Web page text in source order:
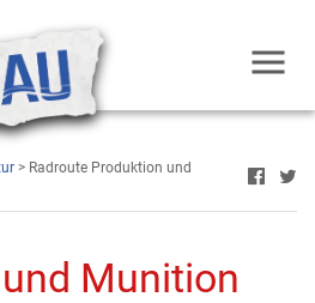
> Radroute Produktion und
Munition